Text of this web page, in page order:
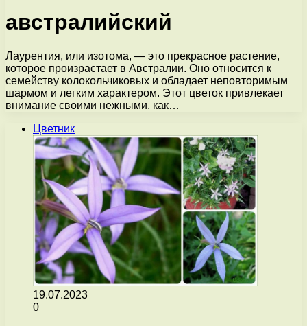
австралийский
Лаурентия, или изотома, — это прекрасное растение,
которое произрастает в Австралии. Оно относится к
семейству колокольчиковых и обладает неповторимым
шармом и легким характером. Этот цветок привлекает
внимание своими нежными, как…
Цветник
19.07.2023
0